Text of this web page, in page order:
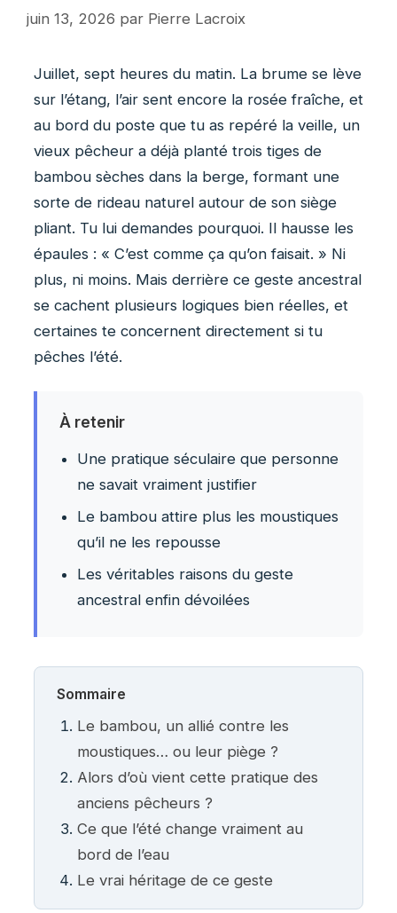
juin 13, 2026 par Pierre Lacroix
Juillet, sept heures du matin. La brume se lève
sur l’étang, l’air sent encore la rosée fraîche, et
au bord du poste que tu as repéré la veille, un
vieux pêcheur a déjà planté trois tiges de
bambou sèches dans la berge, formant une
sorte de rideau naturel autour de son siège
pliant. Tu lui demandes pourquoi. Il hausse les
épaules : « C’est comme ça qu’on faisait. » Ni
plus, ni moins. Mais derrière ce geste ancestral
se cachent plusieurs logiques bien réelles, et
certaines te concernent directement si tu
pêches l’été.
À retenir
Une pratique séculaire que personne
ne savait vraiment justifier
Le bambou attire plus les moustiques
qu’il ne les repousse
Les véritables raisons du geste
ancestral enfin dévoilées
Sommaire
Le bambou, un allié contre les
moustiques… ou leur piège ?
Alors d’où vient cette pratique des
anciens pêcheurs ?
Ce que l’été change vraiment au
bord de l’eau
Le vrai héritage de ce geste